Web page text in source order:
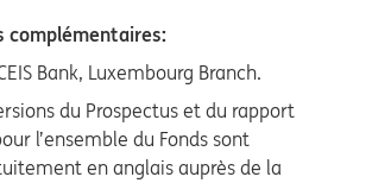
Bank, Luxembourg Branch.
du Prospectus et du rapport
l’ensemble du Fonds sont
en anglais auprès de la